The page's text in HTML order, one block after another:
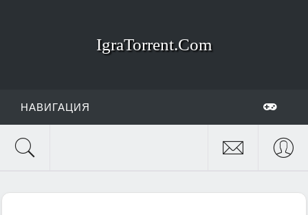
IgraTorrent.Com
НАВИГАЦИЯ